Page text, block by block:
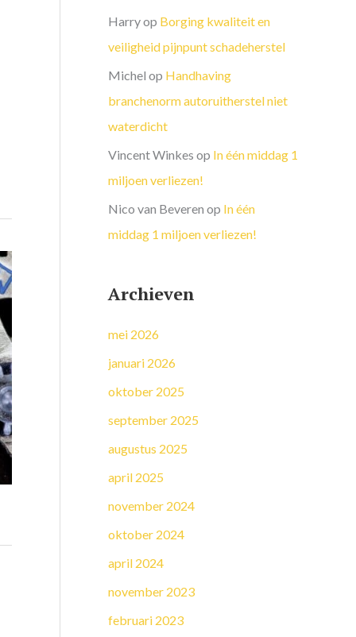
Harryop Borging kwaliteit en
veiligheid pijnpunt schadeherstel
Michel op Handhaving
branchenorm autoruitherstel niet
waterdicht
Vincent Winkes op In één middag 1
miljoen verliezen!
Nico van Beveren op In één
middag 1 miljoen verliezen!
Archieven
mei 2026
januari 2026
oktober 2025
september 2025
augustus 2025
april 2025
november 2024
oktober 2024
april 2024
november 2023
februari 2023